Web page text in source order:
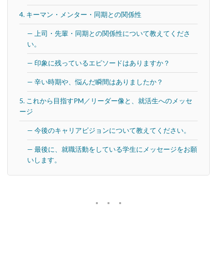
4. キーマン・メンター・同期との関係性
— 上司・先輩・同期との関係性について教えてくださ
い。
— 印象に残っているエピソードはありますか？
— 辛い時期や、悩んだ瞬間はありましたか？
5. これから目指すPM／リーダー像と、就活生へのメッセ
ージ
— 今後のキャリアビジョンについて教えてください。
— 最後に、就職活動をしている学生にメッセージをお願
いします。